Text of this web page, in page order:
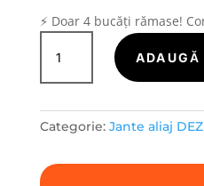
⚡ Doar 4 bucăți rămase!
Cantitate
Janta
aliaj
TO
7.50x18
Categorie: Jante aliaj